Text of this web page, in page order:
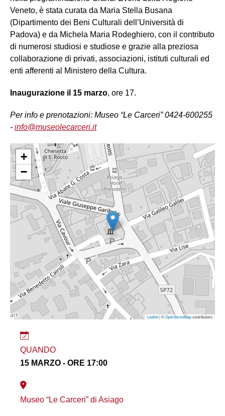
Veneto, è stata curata da Maria Stella Busana
(Dipartimento dei Beni Culturali dell’Università di
Padova) e da Michela Maria Rodeghiero, con il contributo
di numerosi studiosi e studiose e grazie alla preziosa
collaborazione di privati, associazioni, istituti culturali ed
enti afferenti al Ministero della Cultura.
Inaugurazione il 15 marzo, ore 17.
Per info e prenotazioni: Museo “Le Carceri” 0424-600255
- info@museolecarceri.it
+
−
Leaflet| ©OpenStreetMapcontributors
QUANDO
15 MARZO - ORE 17:00
Museo “Le Carceri” di Asiago